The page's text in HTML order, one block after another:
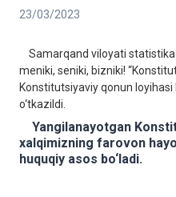
23/03/2023
Samarqand viloyati
meniki, seniki, bizniki!
Konstitutsiyaviy qonun loyihasi
o‘tkazildi.
Yangilanayotgan
xalqimizning farovon
huquqiy asos bo‘ladi.